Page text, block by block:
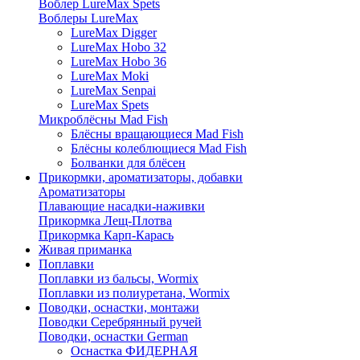
Воблер LureMax Spets
Воблеры LureMax
LureMax Digger
LureMax Hobo 32
LureMax Hobo 36
LureMax Moki
LureMax Senpai
LureMax Spets
Микроблёсны Mad Fish
Блёсны вращающиеся Mad Fish
Блёсны колеблющиеся Mad Fish
Болванки для блёсен
Прикормки, ароматизаторы, добавки
Ароматизаторы
Плавающие насадки-наживки
Прикормка Лещ-Плотва
Прикормка Карп-Карась
Живая приманка
Поплавки
Поплавки из бальсы, Wormix
Поплавки из полиуретана, Wormix
Поводки, оснастки, монтажи
Поводки Серебрянный ручей
Поводки, оснастки German
Оснастка ФИДЕРНАЯ